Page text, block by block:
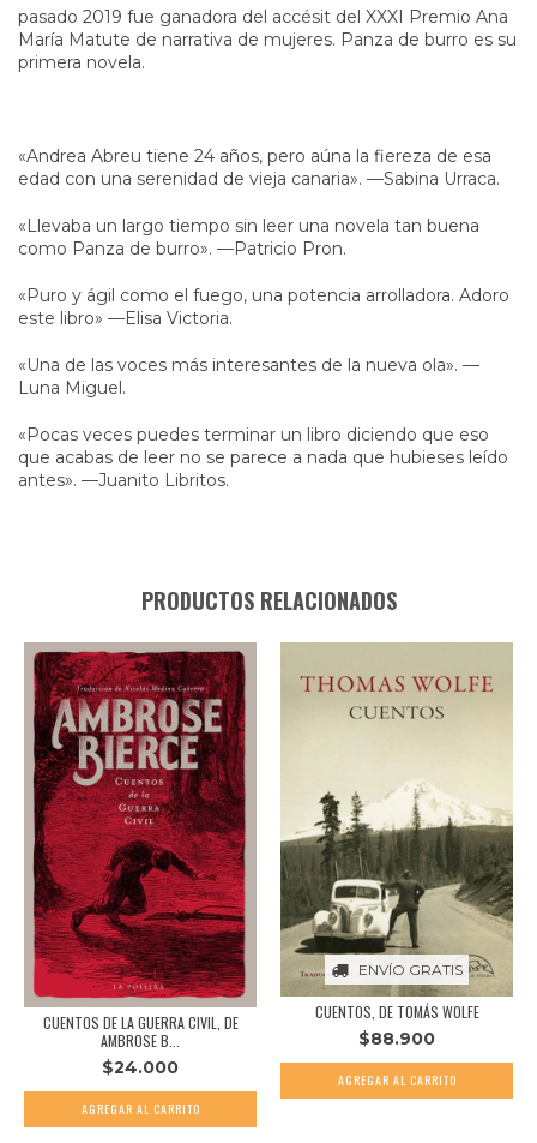
pasado 2019 fue ganadora del accésit del XXXI Premio Ana
María Matute de narrativa de mujeres. Panza de burro es su
primera novela.
«Andrea Abreu tiene 24 años, pero aúna la fiereza de esa
edad con una serenidad de vieja canaria». —Sabina Urraca.
«Llevaba un largo tiempo sin leer una novela tan buena
como Panza de burro». —Patricio Pron.
«Puro y ágil como el fuego, una potencia arrolladora. Adoro
este libro» —Elisa Victoria.
«Una de las voces más interesantes de la nueva ola». —
Luna Miguel.
«Pocas veces puedes terminar un libro diciendo que eso
que acabas de leer no se parece a nada que hubieses leído
antes». —Juanito Libritos.
PRODUCTOS RELACIONADOS
CUENTOS DE LA GUERRA CIVIL, DE
AMBROSE B...
$24.000
ENVÍO GRATIS
CUENTOS, DE TOMÁS WOLFE
$88.900